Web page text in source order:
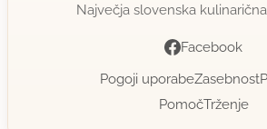
Največja slovenska
Facebook
Pogoji uporabeZasebnost
PomočTrženje